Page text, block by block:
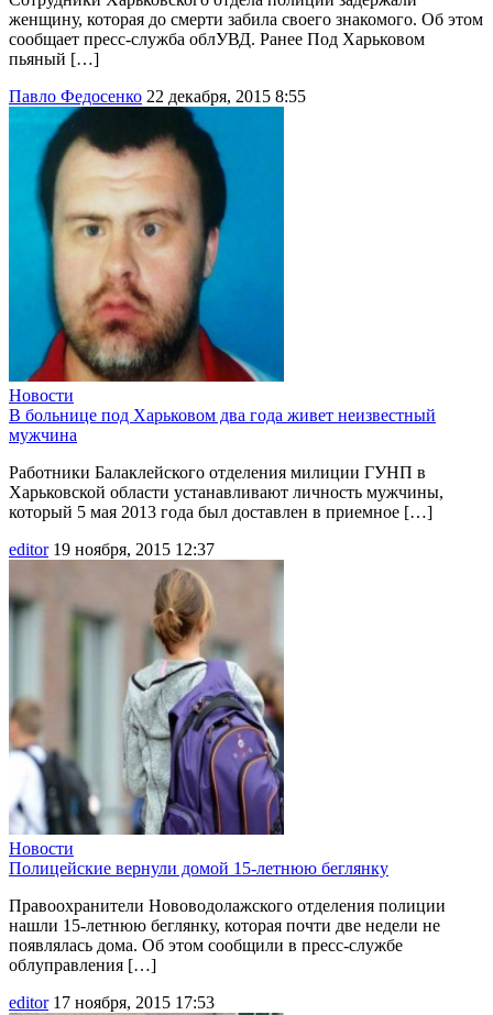
женщину, которая до смерти забила своего знакомого. Об этом
сообщает пресс-служба облУВД. Ранее Под Харьковом
пьяный […]
Павло Федосенко 22 декабря, 2015 8:55
Новости
В больнице под Харьковом два года живет неизвестный
мужчина
Работники Балаклейского отделения милиции ГУНП в
Харьковской области устанавливают личность мужчины,
который 5 мая 2013 года был доставлен в приемное […]
editor 19 ноября, 2015 12:37
Новости
Полицейские вернули домой 15-летнюю беглянку
Правоохранители Нововодолажского отделения полиции
нашли 15-летнюю беглянку, которая почти две недели не
появлялась дома. Об этом сообщили в пресс-службе
облуправления […]
editor 17 ноября, 2015 17:53